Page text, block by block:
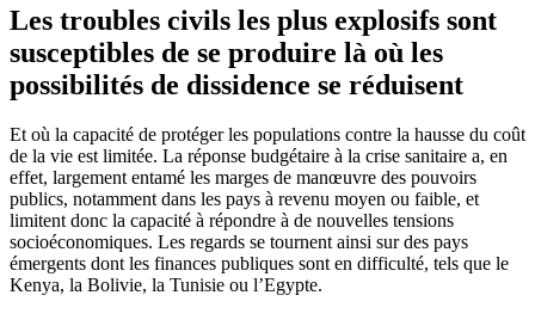
Les troubles civils les plus explosifs sont
susceptibles de se produire là où les
possibilités de dissidence se réduisent
Et où la capacité de protéger les populations contre la hausse du coût
de la vie est limitée. La réponse budgétaire à la crise sanitaire a, en
effet, largement entamé les marges de manœuvre des pouvoirs
publics, notamment dans les pays à revenu moyen ou faible, et
limitent donc la capacité à répondre à de nouvelles tensions
socioéconomiques. Les regards se tournent ainsi sur des pays
émergents dont les finances publiques sont en difficulté, tels que le
Kenya, la Bolivie, la Tunisie ou l’Egypte.